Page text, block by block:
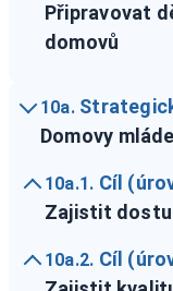
Připravovat
domovů
10a.
Domovy
10a.1. Cíl
Zajistit
10a.2. Cíl